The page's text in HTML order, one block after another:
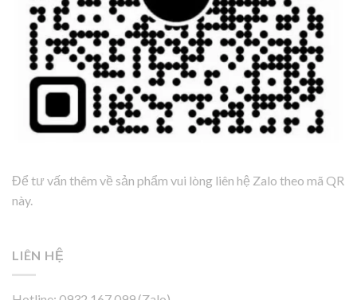
Để tư vấn thêm về sản phẩm vui lòng liên hệ Zalo theo mã QR
này.
LIÊN HỆ